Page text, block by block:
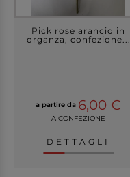
Pick rose arancio in
organza, confezione...
a partire da 6,00 €
A CONFEZIONE
DETTAGLI